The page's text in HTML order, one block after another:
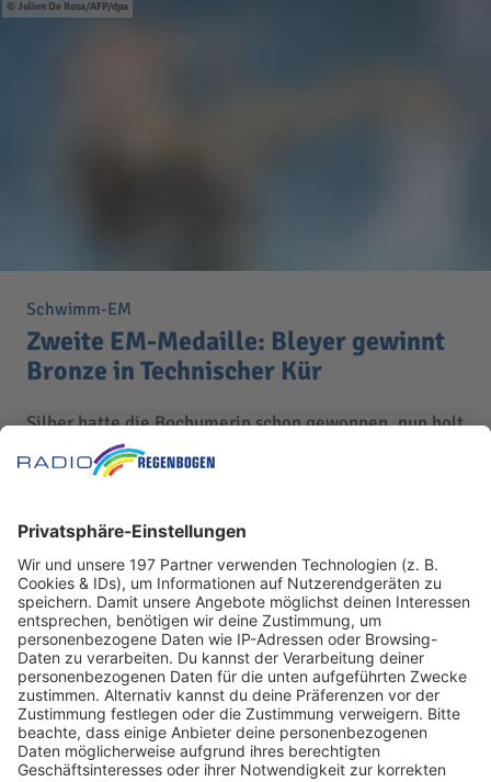
Julien De Rosa/AFP/dpa
Schwimm-EM
Zweite EM-Medaille: Bleyer gewinnt
Bronze in Technischer Kür
Silber hatte die Bochumerin schon gewonnen, nun holt
sie auch in der Technischen Kür Edelmetall.
Stephen Lam/San Francisco Chronicle/dpa